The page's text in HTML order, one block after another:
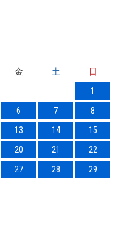
金 土
日
1
6 7
8
13 14
15
20 21
22
27 28
29